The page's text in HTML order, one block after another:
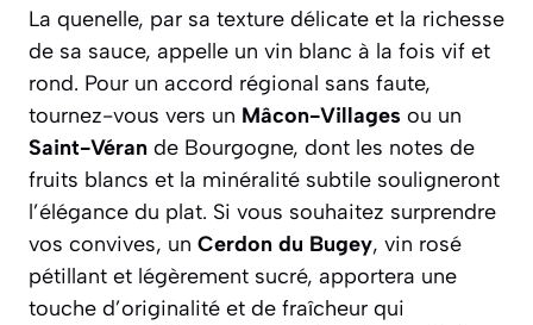
La quenelle, par sa texture délicate et la richesse
de sa sauce, appelle un vin blanc à la fois vif et
rond. Pour un accord régional sans faute,
tournez-vous vers un Mâcon-Villages ou un
Saint-Véran de Bourgogne, dont les notes de
fruits blancs et la minéralité subtile souligneront
l’élégance du plat. Si vous souhaitez surprendre
vos convives, un Cerdon du Bugey, vin rosé
pétillant et légèrement sucré, apportera une
touche d’originalité et de fraîcheur qui